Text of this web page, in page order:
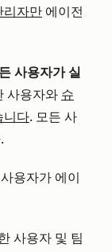
리자만 에이전
사용자가 실
사용자와 슈
니다. 모든 사
용자가 에이
사용자 및 팀